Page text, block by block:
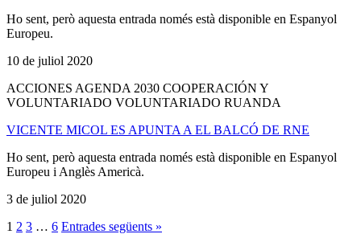
Ho sent, però aquesta entrada només està disponible en Espanyol
Europeu.
10 de juliol 2020
ACCIONES AGENDA 2030 COOPERACIÓN Y
VOLUNTARIADO VOLUNTARIADO RUANDA
VICENTE MICOL ES APUNTA A EL BALCÓ DE RNE
Ho sent, però aquesta entrada només està disponible en Espanyol
Europeu i Anglès Americà.
3 de juliol 2020
1 2 3 … 6 Entrades següents »